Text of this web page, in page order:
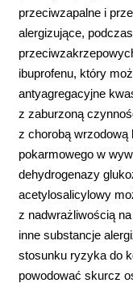
przeciwzapalne i
alergizujące,
ibuprofenu, który
antyagregacyjne
z zaburzoną
z chorobą wrzodową
pokarmowego w
dehydrogenazy
acetylosalicylowy
z nadwrażliwością
inne substancje
stosunku ryzyka do
powodować skurcz